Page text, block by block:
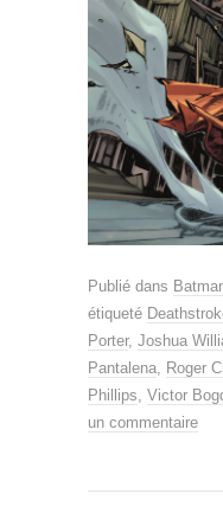
Publié dans
étiqueté
Porter, Joshua
Pantalena Roger
Phillips Victor
un commentaire